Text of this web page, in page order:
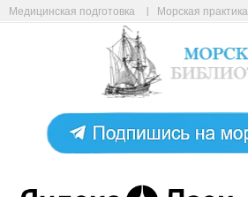
Медицинская подготовка Морская практика
Авиабилеты онлайн